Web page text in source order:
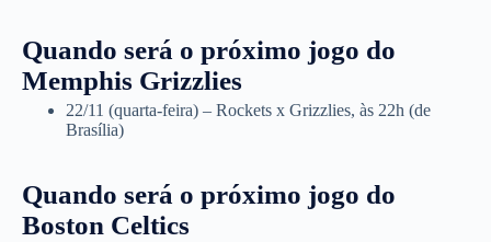
Quando será o próximo jogo do
Memphis Grizzlies
22/11 (quarta-feira) – Rockets x Grizzlies, às 22h (de
Brasília)
Quando será o próximo jogo do
Boston Celtics